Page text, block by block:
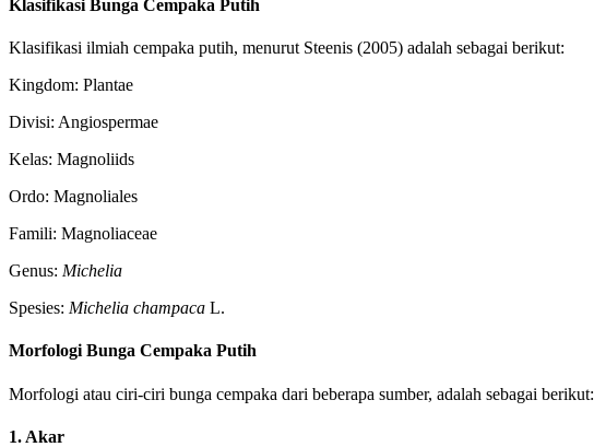
Klasifikasi Bunga Cempaka Putih
Klasifikasi ilmiah cempaka putih, menurut Steenis (2005) adalah sebagai berikut:
Kingdom: Plantae
Divisi: Angiospermae
Kelas: Magnoliids
Ordo: Magnoliales
Famili: Magnoliaceae
Genus: Michelia
Spesies: Michelia champaca L.
Morfologi Bunga Cempaka Putih
Morfologi atau ciri-ciri bunga cempaka dari beberapa sumber, adalah sebagai berikut:
1. Akar